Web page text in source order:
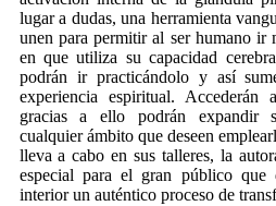
lugar a dudas, una herramienta
unen para permitir al ser humano ir
en que utiliza su capacidad
podrán ir practicándolo y así
experiencia espiritual. Accederán
gracias a ello podrán expandir
cualquier ámbito que deseen
lleva a cabo en sus talleres, la
especial para el gran público que
interior un auténtico proceso de